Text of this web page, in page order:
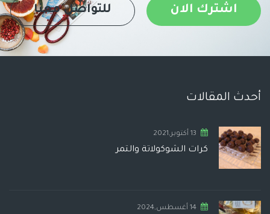
اشترك الان للتواصل معنا
أحدث المقالات
13 أكتوبر,2021
كرات الشوكولاتة والتمر
14 أغسطس,2024